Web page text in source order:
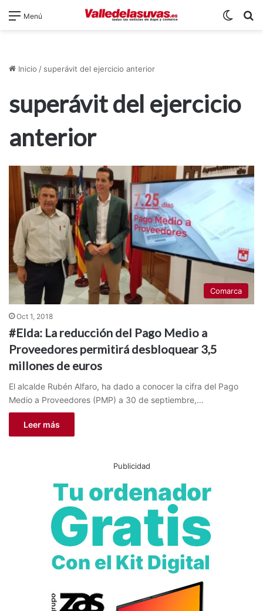
Menú
Inicio / superávit del ejercicio anterior
superávit del ejercicio
anterior
Comarca
Oct 1, 2018
#Elda: La reducción del Pago Medio a
Proveedores permitirá desbloquear 3,5
millones de euros
El alcalde Rubén Alfaro, ha dado a conocer la cifra del Pago
Medio a Proveedores (PMP) a 30 de septiembre,…
Leer más
Publicidad